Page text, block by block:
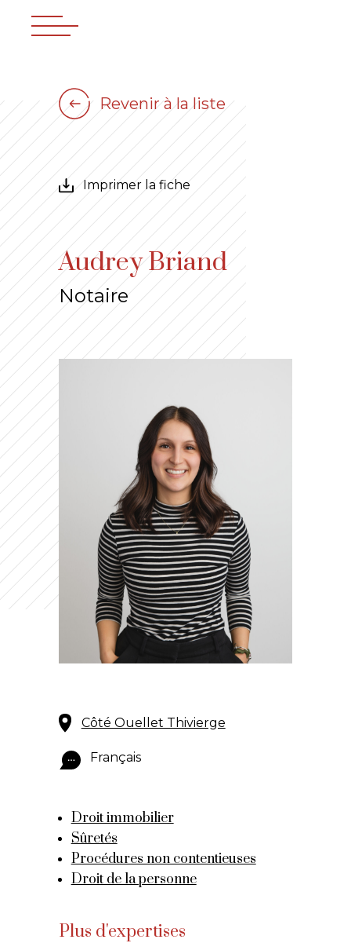
Revenir à la liste
Imprimer la fiche
Audrey Briand
Notaire
Côté Ouellet Thivierge
Français
Droit immobilier
Sûretés
Procédures non contentieuses
Droit de la personne
Plus d'expertises